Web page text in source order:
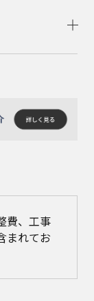
費、工事
まれてお